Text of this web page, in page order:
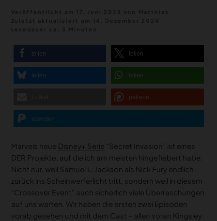
teilen teilen
teilen teilen
patreon
spenden
Marvels neue Disney+ Serie “Secret Invasion” ist eines
DER Projekte, auf die ich am meisten hingefiebert habe.
Nicht nur, weil Samuel L. Jackson als Nick Fury endlich
zurück ins Scheinwerferlicht tritt, sondern weil in diesem
“Crossover Event” auch sicherlich viele Überraschungen
auf uns warten. Wir haben die ersten zwei Episoden
vorab gesehen und mit dem Cast – allen voran Kingsley